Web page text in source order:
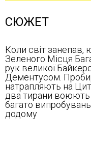
СЮЖЕТ
Коли світ занепав,
Зеленого Місця
рук великої
Дементусом.
натрапляють на
два тирани воюють
багато
додому